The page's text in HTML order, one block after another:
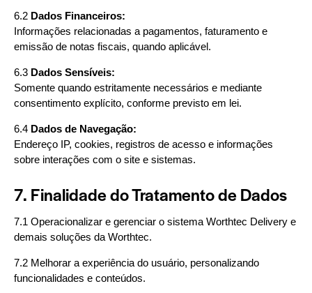
6.2 Dados Financeiros:
Informações relacionadas a pagamentos, faturamento e
emissão de notas fiscais, quando aplicável.
6.3 Dados Sensíveis:
Somente quando estritamente necessários e mediante
consentimento explícito, conforme previsto em lei.
6.4 Dados de Navegação:
Endereço IP, cookies, registros de acesso e informações
sobre interações com o site e sistemas.
7. Finalidade do Tratamento de Dados
7.1 Operacionalizar e gerenciar o sistema Worthtec Delivery e
demais soluções da Worthtec.
7.2 Melhorar a experiência do usuário, personalizando
funcionalidades e conteúdos.